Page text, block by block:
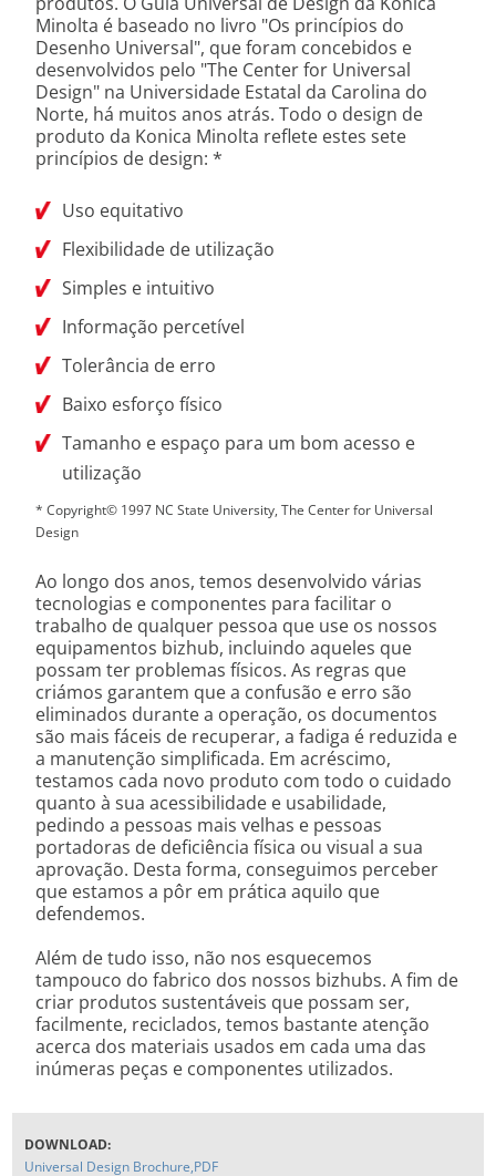
Minolta é baseado no livro "Os princípios do
Desenho Universal", que foram concebidos e
desenvolvidos pelo "The Center for Universal
Design" na Universidade Estatal da Carolina do
Norte, há muitos anos atrás. Todo o design de
produto da Konica Minolta reflete estes sete
princípios de design: *
Uso equitativo
Flexibilidade de utilização
Simples e intuitivo
Informação percetível
Tolerância de erro
Baixo esforço físico
Tamanho e espaço para um bom acesso e
utilização
* Copyright© 1997 NC State University, The Center for Universal
Design
Ao longo dos anos, temos desenvolvido várias
tecnologias e componentes para facilitar o
trabalho de qualquer pessoa que use os nossos
equipamentos bizhub, incluindo aqueles que
possam ter problemas físicos. As regras que
criámos garantem que a confusão e erro são
eliminados durante a operação, os documentos
são mais fáceis de recuperar, a fadiga é reduzida e
a manutenção simplificada. Em acréscimo,
testamos cada novo produto com todo o cuidado
quanto à sua acessibilidade e usabilidade,
pedindo a pessoas mais velhas e pessoas
portadoras de deficiência física ou visual a sua
aprovação. Desta forma, conseguimos perceber
que estamos a pôr em prática aquilo que
defendemos.
Além de tudo isso, não nos esquecemos
tampouco do fabrico dos nossos bizhubs. A fim de
criar produtos sustentáveis que possam ser,
facilmente, reciclados, temos bastante atenção
acerca dos materiais usados em cada uma das
inúmeras peças e componentes utilizados.
DOWNLOAD:
Universal Design Brochure,PDF